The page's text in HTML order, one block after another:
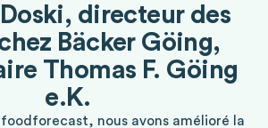
directeur des
Bäcker Göing,
Thomas F. Göing
e.K.
nous avons amélioré la